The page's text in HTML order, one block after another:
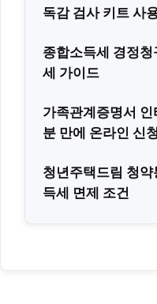
독감 검사 키트 사
종합소득세 경정
세 가이드
가족관계증명서
분 만에 온라인 신
청년주택드림 청
득세 면제 조건